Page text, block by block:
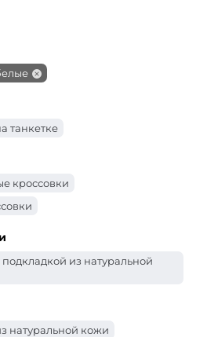
танкетке
кроссовки
из натуральной
натуральной кожи